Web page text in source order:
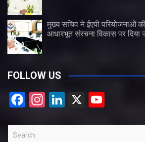
मुख्य सचिव ने ईएपी परियोजनाओं की
आधारभूत संरचना विकास पर दिया
FOLLOW US
F
ce
In
a
Li
ke
X
u